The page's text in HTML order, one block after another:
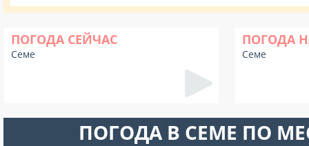
ПОГОДА СЕЙЧАС
Семе
ПОГОДА
Семе
ПОГОДА В СЕМЕ ПО